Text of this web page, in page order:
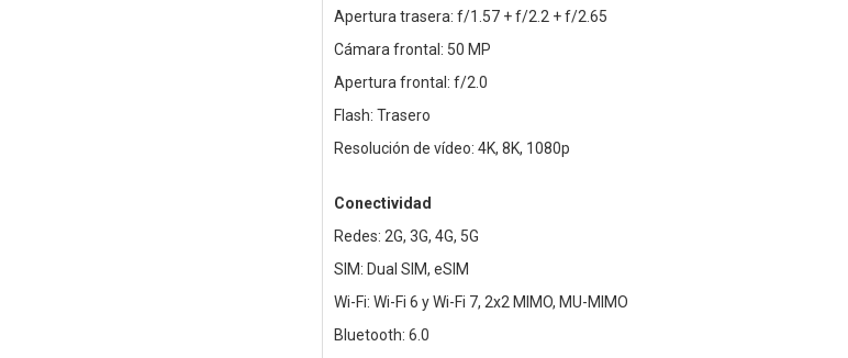
Apertura trasera: f/1.57 + f/2.2 + f/2.65
Cámara frontal: 50 MP
Apertura frontal: f/2.0
Flash: Trasero
Resolución de vídeo: 4K, 8K, 1080p
Conectividad
Redes: 2G, 3G, 4G, 5G
SIM: Dual SIM, eSIM
Wi-Fi: Wi-Fi 6 y Wi-Fi 7, 2x2 MIMO, MU-MIMO
Bluetooth: 6.0